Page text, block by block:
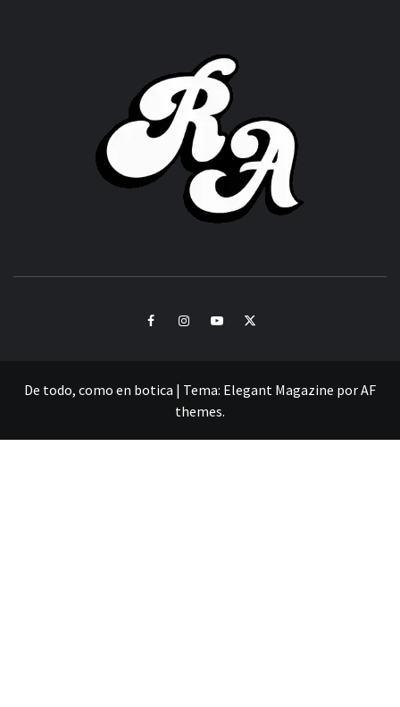
FacebookInstagramYoutubeTwitter
De todo, como en botica | Tema: Elegant Magazine porAF
themes.